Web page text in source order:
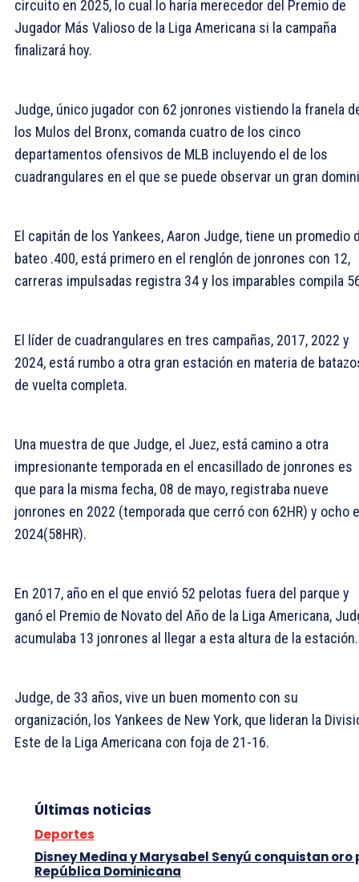
circuito en 2025, lo cual lo haría merecedor del Premio de
Jugador Más Valioso de la Liga Americana si la campaña
finalizará hoy.
Judge, único jugador con 62 jonrones vistiendo la franela
los Mulos del Bronx, comanda cuatro de los cinco
departamentos ofensivos de MLB incluyendo el de los
cuadrangulares en el que se puede observar un gran
El capitán de los Yankees, Aaron Judge, tiene un promedio
bateo .400, está primero en el renglón de jonrones con 12,
carreras impulsadas registra 34 y los imparables compila
El líder de cuadrangulares en tres campañas, 2017, 2022 y
2024, está rumbo a otra gran estación en materia de
de vuelta completa.
Una muestra de que Judge, el Juez, está camino a otra
impresionante temporada en el encasillado de jonrones es
que para la misma fecha, 08 de mayo, registraba nueve
jonrones en 2022 (temporada que cerró con 62HR) y ocho
2024(58HR).
En 2017, año en el que envió 52 pelotas fuera del parque y
ganó el Premio de Novato del Año de la Liga Americana,
acumulaba 13 jonrones al llegar a esta altura de la estación.
Judge, de 33 años, vive un buen momento con su
organización, los Yankees de New York, que lideran la
Este de la Liga Americana con foja de 21-16.
Últimas noticias
Deportes
Disney Medina y Marysabel Senyú conquistan oro
República Dominicana